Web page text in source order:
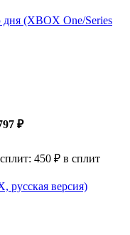
(XBOX One/Series
₽
450 ₽ в сплит
русская версия)